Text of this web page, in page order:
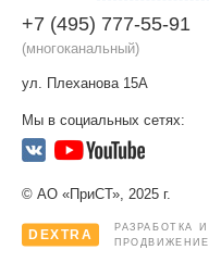
+7 (495) 777-55-91
(многоканальный)
ул. Плеханова 15А
Мы в социальных сетях:
© АО «ПриСТ», 2025 г.
DEXTRA
РАЗРАБОТКА И
ПРОДВИЖЕНИЕ